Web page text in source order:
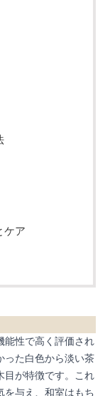
ケア
能性で高く評価され
った白色から淡い茶
目が特徴です。これ
を与え、和室はもち